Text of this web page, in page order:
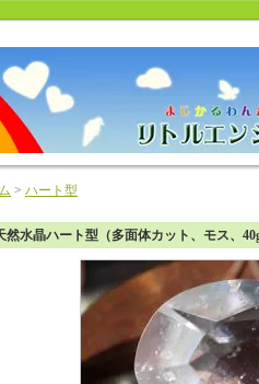
> ハート型
然水晶ハート型（多面体カット、モス、40g